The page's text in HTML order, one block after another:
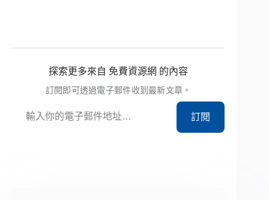
探索更多來自 免費資源網 的內容
訂閱即可透過電子郵件收到最新文章。
訂閱